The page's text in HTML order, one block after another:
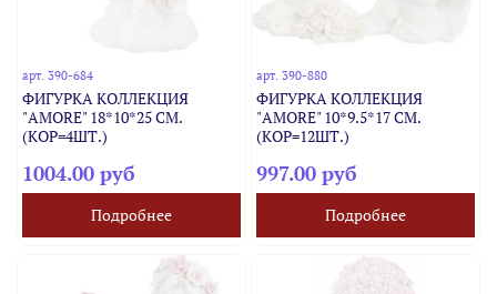
арт.390-684
ФИГУРКА КОЛЛЕКЦИЯ
"AMORE" 18*10*25 СМ.
(КОР=4ШТ.)
1004.00 руб
Подробнее
арт. 390-880
ФИГУРКА КОЛЛЕКЦИЯ
"AMORE" 10*9.5*17 СМ.
(КОР=12ШТ.)
997.00 руб
Подробнее